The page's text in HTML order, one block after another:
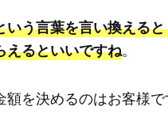
いう言葉を言い換える
えるといいですね。
を決めるのはお客様で